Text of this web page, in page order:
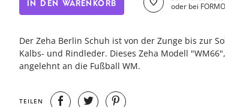
IN DEN WARENKORB
oder bei
Der Zeha Berlin Schuh ist von der Zunge bis zur
Kalbs- und Rindleder. Dieses Zeha Modell
angelehnt an die Fußball WM.
TEILEN